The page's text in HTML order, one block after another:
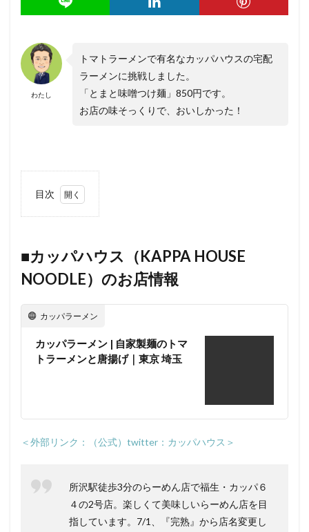
わたし
トマトラーメンで有名なカッパハウスの宅配
ラーメンに挑戦しました。
「とまと味噌つけ麺」850円です。
お店の味そっくりで、おいしかった！
目次
HOUSE
NOODLE）
のお店情報
■「と
まと
つけ
麺」
とお
勧め
トッ
3
■カッ
■カッパハウス（KAPPA HOUSE
NOODLE）のお店情報
カッパラーメン
カッパラーメン | 自家製麺のトマ
トラーメンと唐揚げ｜東京 埼玉
＜外部リンク：（公式）twitter：カッパハウス＞
所沢駅徒歩3分のらーめん店で福生・カッパ６
４の2号店。楽しくて美味しいらーめん店を目
指しています。7/1、『完熟』から店名変更し